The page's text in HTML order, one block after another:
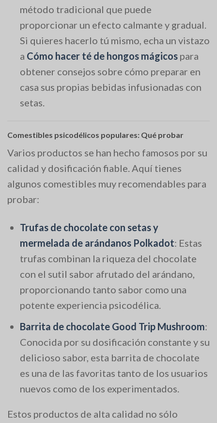
método tradicional que puede
proporcionar un efecto calmante y gradual.
Si quieres hacerlo tú mismo, echa un vistazo
a Cómo hacer té de hongos mágicos para
obtener consejos sobre cómo preparar en
casa sus propias bebidas infusionadas con
setas.
Comestibles psicodélicos populares: Qué probar
Varios productos se han hecho famosos por su
calidad y dosificación fiable. Aquí tienes
algunos comestibles muy recomendables para
probar:
Trufas de chocolate con setas y
mermelada de arándanos Polkadot: Estas
trufas combinan la riqueza del chocolate
con el sutil sabor afrutado del arándano,
proporcionando tanto sabor como una
potente experiencia psicodélica.
Barrita de chocolate Good Trip Mushroom:
Conocida por su dosificación constante y su
delicioso sabor, esta barrita de chocolate
es una de las favoritas tanto de los usuarios
nuevos como de los experimentados.
Estos productos de alta calidad no sólo